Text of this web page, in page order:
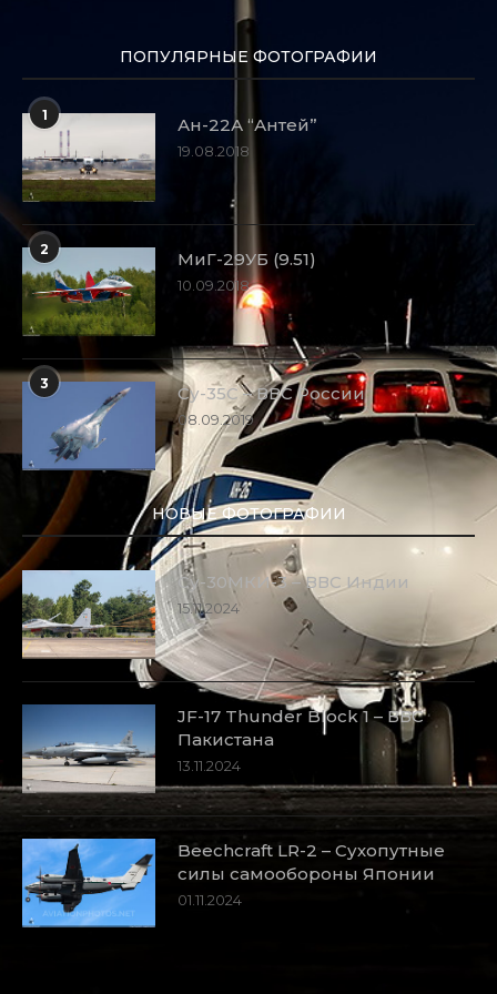
ПОПУЛЯРНЫЕ ФОТОГРАФИИ
1
Ан-22А “Антей”
19.08.2018
2
МиГ-29УБ (9.51)
10.09.2018
3
Су-35С – ВВС России
08.09.2019
НОВЫЕ ФОТОГРАФИИ
Су-30МКИ-3 – ВВС Индии
15.11.2024
JF-17 Thunder Block 1 – ВВС
Пакистана
13.11.2024
Beechcraft LR-2 – Сухопутные
силы самообороны Японии
01.11.2024